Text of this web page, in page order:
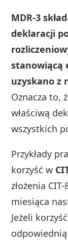
MDR-3
deklaracji
stanowiącą
uzyskano z
Oznacza to,
właściwą
wszystkich
Przykłady
korzyść w
złożenia
miesiąca
Jeżeli